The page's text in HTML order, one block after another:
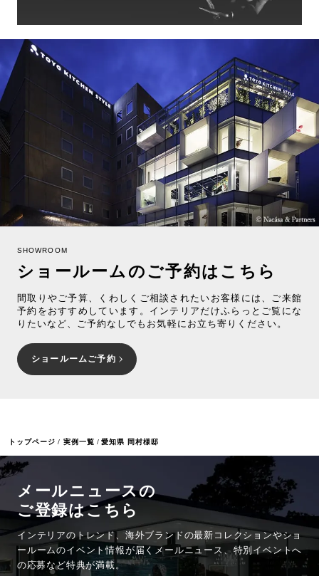
トップページ 実例一覧 愛知県 岡村様邸
SHOWROOM
ショールームのご予約はこちら
間取りやご予算、くわしくご相談されたいお客様には、ご来館
予約をおすすめしています。インテリアだけふらっとご覧にな
りたいなど、ご予約なしでもお気軽にお立ち寄りください。
ショールームご予約
メールニュースの
ご登録はこちら
インテリアのトレンド、海外ブランドの最新コレクションやショ
ールームのイベント情報が届くメールニュース、特別イベントへ
の応募など特典が満載。